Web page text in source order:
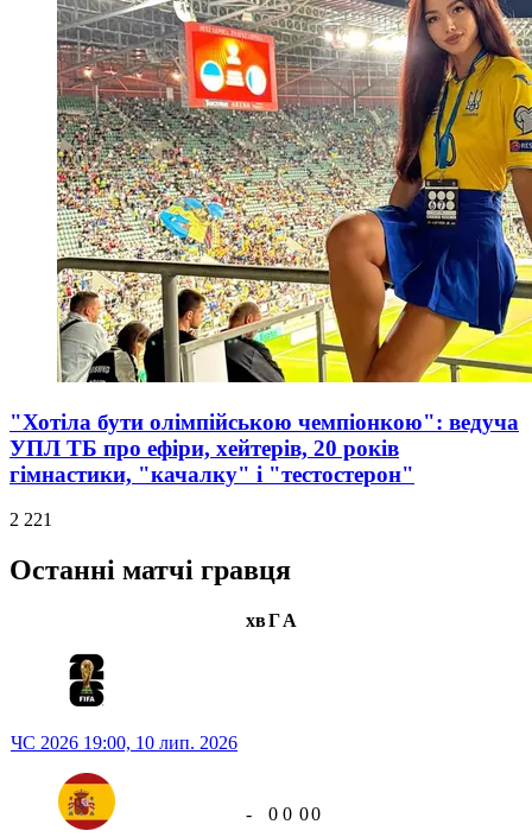
"Хотіла бути олімпійською чемпіонкою": ведуча
УПЛ ТБ про ефіри, хейтерів, 20 років
гімнастики, "качалку" і "тестостерон"
2 221
Останні матчі гравця
хвГА
ЧС 2026 19:00, 10 лип. 2026
- 0 0 00